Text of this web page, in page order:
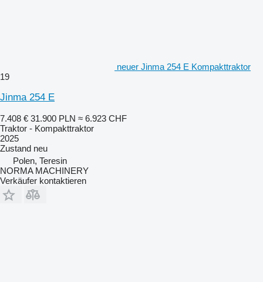
neuer Jinma 254 E Kompakttraktor
19
Jinma 254 E
7.408 € 31.900 PLN ≈ 6.923 CHF
Traktor - Kompakttraktor
2025
Zustand neu
Polen, Teresin
NORMA MACHINERY
Verkäufer kontaktieren